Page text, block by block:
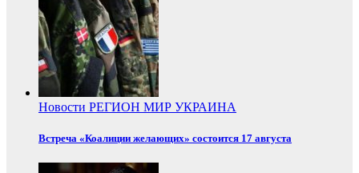
Новости РЕГИОН МИР УКРАИНА
Встреча «Коалиции желающих» состоится 17 августа